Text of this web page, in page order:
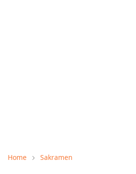
Home Sakramen